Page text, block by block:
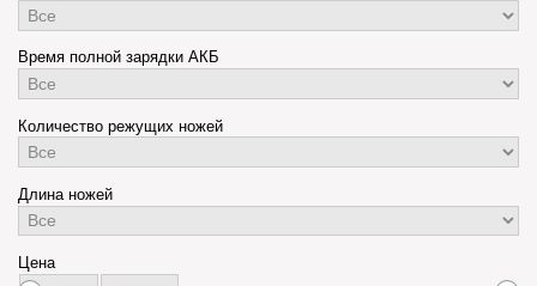
Время полной зарядки АКБ
Количество режущих ножей
Длина ножей
Цена